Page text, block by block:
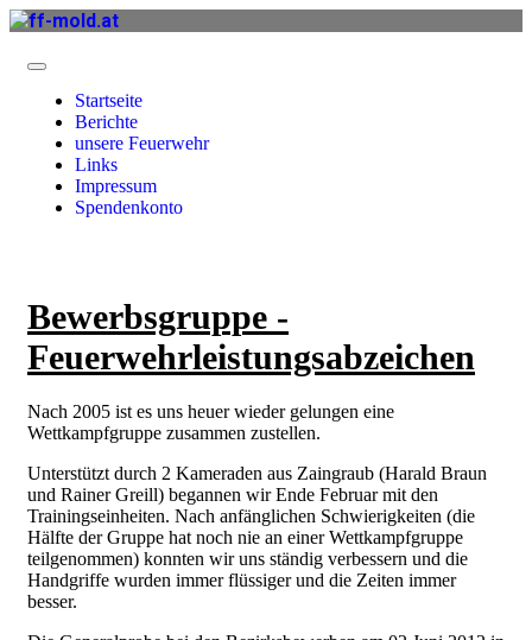
Startseite
Berichte
unsere Feuerwehr
Links
Impressum
Spendenkonto
Bewerbsgruppe -
Feuerwehrleistungsabzeichen
Nach 2005 ist es uns heuer wieder gelungen eine
Wettkampfgruppe zusammen zustellen.
Unterstützt durch 2 Kameraden aus Zaingraub (Harald Braun
und Rainer Greill) begannen wir Ende Februar mit den
Trainingseinheiten. Nach anfänglichen Schwierigkeiten (die
Hälfte der Gruppe hat noch nie an einer Wettkampfgruppe
teilgenommen) konnten wir uns ständig verbessern und die
Handgriffe wurden immer flüssiger und die Zeiten immer
besser.